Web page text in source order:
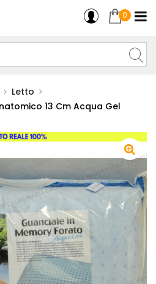
0
Letto
13 Cm Acqua Gel